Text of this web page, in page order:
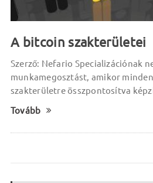
A bitcoin szakterületei
Szerző: Nefario Specializációnak
munkamegosztást, amikor
szakterületre összpontosítva
Tovább